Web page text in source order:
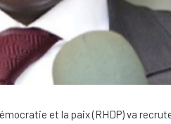
et la paix (RHDP) va